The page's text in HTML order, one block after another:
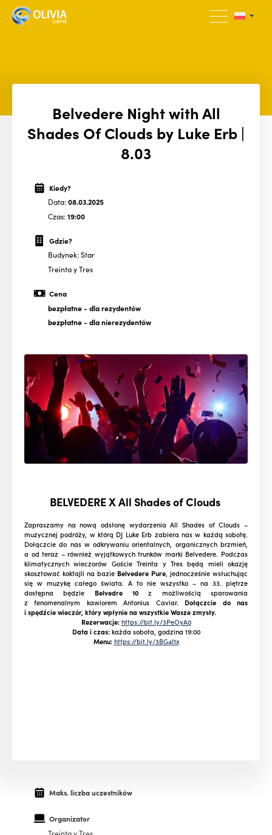
Belvedere Night with All
Shades Of Clouds by Luke Erb |
8.03
Kiedy?
Data:08.03.2025
Czas:19:00
Gdzie?
Budynek: Star
Treinta y Tres
Cena
bezpłatne- dla rezydentów
bezpłatne- dla nierezydentów
BELVEDERE X All Shades of Clouds
Zapraszamy na nową odsłonę wydarzenia All Shades of Clouds –
muzycznej podróży, w którą DJ Luke Erb zabiera nas w każdą sobotę.
Dołączcie do nas w odkrywaniu orientalnych, organicznych brzmień,
a od teraz – również wyjątkowych trunków marki Belvedere. Podczas
klimatycznych wieczorów Goście Treinta y Tres będą mieli okazję
skosztować koktajli na bazie Belvedere Pure, jednocześnie wsłuchując
się w muzykę całego świata. A to nie wszystko – na 33. piętrze
dostępna będzie Belvedre 10 z możliwością sparowania
z fenomenalnym kawiorem Antonius Caviar. Dołączcie do nas
i spędźcie wieczór, który wpłynie na wszystkie Wasze zmysły.
Rezerwacje: https://bit.ly/3PeOyA0
Data i czas: każda sobota, godzina 19:00
Menu: https://bit.ly/3BG4I1x
Maks. liczba uczestników
Organizator
Treinta y Tres